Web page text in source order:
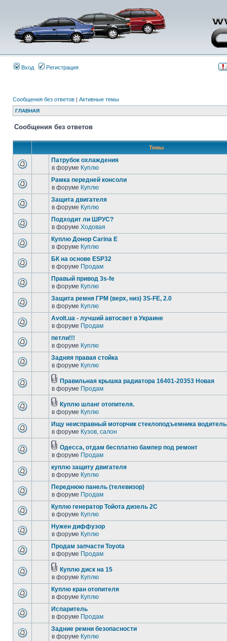
Вход Регистрация
Сообщения без ответов | Активные темы
ГЛАВНАЯ
Сообщения без ответов
Темы
Патрубок охлаждения
в форуме Куплю
Рамка передней консоли
в форуме Куплю
Защита двигателя
в форуме Куплю
Подходит ли ШРУС?
в форуме Ходовая
Куплю Донор Carina E
в форуме Куплю
БК на основе ESP32
в форуме Продам
Правый привод 3s-fe
в форуме Куплю
Защита ремня ГРМ (верх, низ) 3S-FE, 2.0
в форуме Куплю
Avolt.ua - лучший автосвет в Украине
в форуме Продам
петли!!!
в форуме Куплю
Задняя правая стойка
в форуме Куплю
Правильная крышка радиатора 16401-20353 Новая
в форуме Продам
Куплю шланг отопителя.
в форуме Куплю
Ищу неисправный моторчик стеклоподъемника
в форуме Кузов, салон
Одесса, отдам бесплатно бампер под ремонт
в форуме Продам
куплю защиту двигателя
в форуме Куплю
Переднюю панель (телевизор)
в форуме Продам
Куплю генератор Тойота дизель 2С
в форуме Куплю
Нужен диффузор
в форуме Куплю
Продам запчасти Toyota
в форуме Продам
Куплю диск на 15
в форуме Куплю
Куплю кран отопителя
в форуме Куплю
Испаритель
в форуме Продам
Задние ремни безопасности
в форуме Куплю